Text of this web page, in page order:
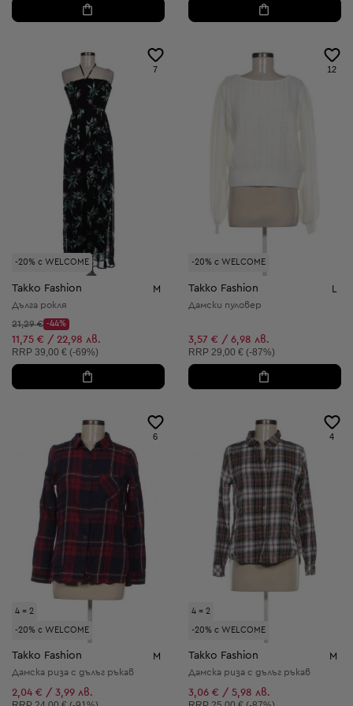
-20% с WELCOME
7
Takko Fashion M
Дълга рокля
Начална цена:
21,29 €
Discount Price:
-44%
Намалена цена:
11,75 € / 22,98 лв.
Препоръчителна цена:
RRP 39,00 € (-69%)
-20% с WELCOME
12
Takko Fashion
Дамски пуловер
3,57 € / 6,98 лв.
Препоръчителна цена:
RRP 29,00 € (-87%)
4 = 2
-20% с WELCOME
6
Takko Fashion M
Дамска риза с дълъг ръкав
2,04 € / 3,99 лв.
4 = 2
-20% с WELCOME
4
Takko Fashion M
Дамска риза с дълъг ръкав
3,06 € / 5,98 лв.